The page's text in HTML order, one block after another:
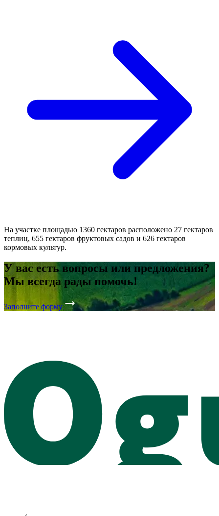
На участке площадью 1360 гектаров расположено 27 гектаров
теплиц, 655 гектаров фруктовых садов и 626 гектаров
кормовых культур.
У вас есть вопросы или предложения?
Мы всегда рады помочь!
Заполните форму